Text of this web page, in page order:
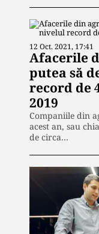
12 Oct. 2021, 17:41
Afacerile
putea să
record de
2019
Companiile din
acest an, sau
de circa…